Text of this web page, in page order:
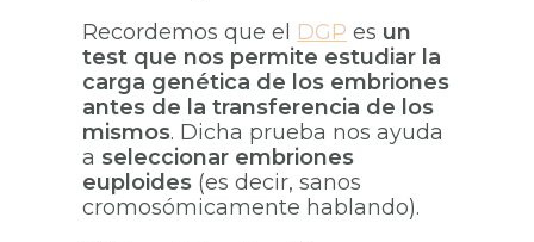
Recordemos que el DGP es un
test que nos permite estudiar la
carga genética de los embriones
antes de la transferencia de los
mismos. Dicha prueba nos ayuda
a seleccionar embriones
euploides (es decir, sanos
cromosómicamente hablando).